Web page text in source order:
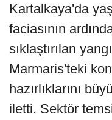
Kartalkaya'da
faciasının
sıklaştırılan
Marmaris'teki
hazırlıklarını
iletti. Sektör